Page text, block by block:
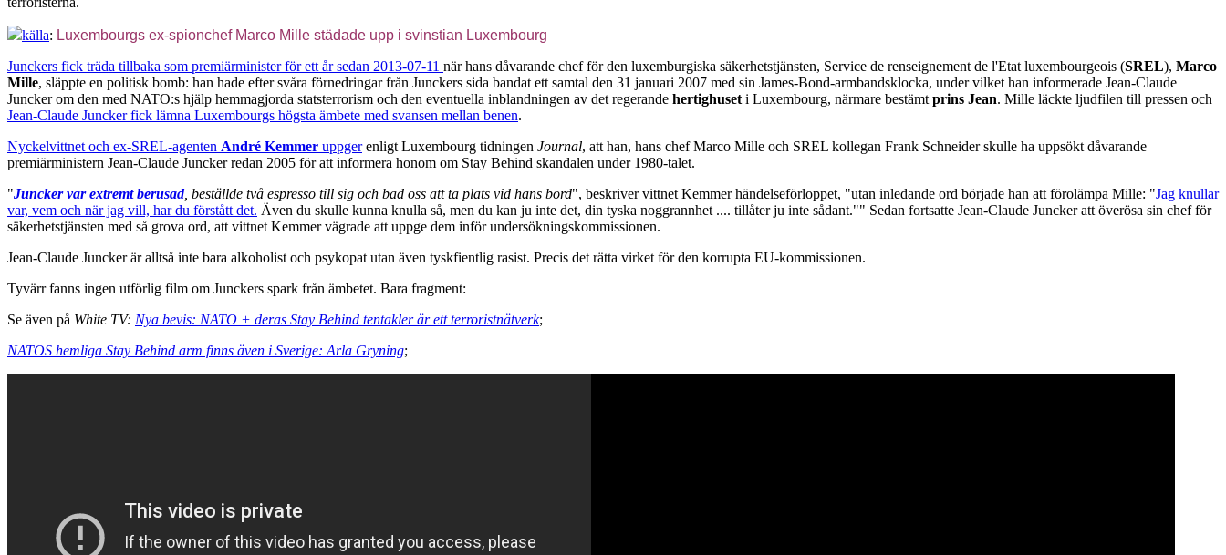
källa: Luxembourgs ex-spionchef Marco Mille städade upp i svinstian Luxembourg
Junckers fick träda tillbaka som premiärminister för ett år sedan 2013-07-11 när hans dåvarande chef för den luxemburgiska säkerhetstjänsten, Service de renseignement de l'Etat luxembourgeois (SREL), Marco
Mille, släppte en politisk bomb: han hade efter svåra förnedringar från Junckers sida bandat ett samtal den 31 januari 2007 med sin James-Bond-armbandsklocka, under vilket han informerade Jean-Claude
Juncker om den med NATO:s hjälp hemmagjorda statsterrorism och den eventuella inblandningen av det regerande hertighuset i Luxembourg, närmare bestämt prins Jean. Mille läckte ljudfilen till pressen och
Jean-Claude Juncker fick lämna Luxembourgs högsta ämbete med svansen mellan benen.
Nyckelvittnet och ex-SREL-agenten André Kemmer uppgerenligt Luxembourg tidningen Journal, att han, hans chef Marco Mille och SREL kollegan Frank Schneider skulle ha uppsökt dåvarande
premiärministern Jean-Claude Juncker redan 2005 för att informera honom om Stay Behind skandalen under 1980-talet.
"Juncker var extremt berusad, beställde två espresso till sig och bad oss att ta plats vid hans bord", beskriver vittnet Kemmer händelseförloppet, "utan inledande ord började han att förolämpa Mille: "Jag knullar
var, vem och när jag vill, har du förstått det. Även du skulle kunna knulla så, men du kan ju inte det, din tyska noggrannhet .... tillåter ju inte sådant."" Sedan fortsatte Jean-Claude Juncker att överösa sin chef för
säkerhetstjänsten med så grova ord, att vittnet Kemmer vägrade att uppge dem inför undersökningskommissionen.
Jean-Claude Juncker är alltså inte bara alkoholist och psykopat utan även tyskfientlig rasist. Precis det rätta virket för den korrupta EU-kommissionen.
Tyvärr fanns ingen utförlig film om Junckers spark från ämbetet. Bara fragment:
Se även på White TV: Nya bevis: NATO + deras Stay Behind tentakler är ett terroristnätverk;
NATOS hemliga Stay Behind arm finns även i Sverige: Arla Gryning;